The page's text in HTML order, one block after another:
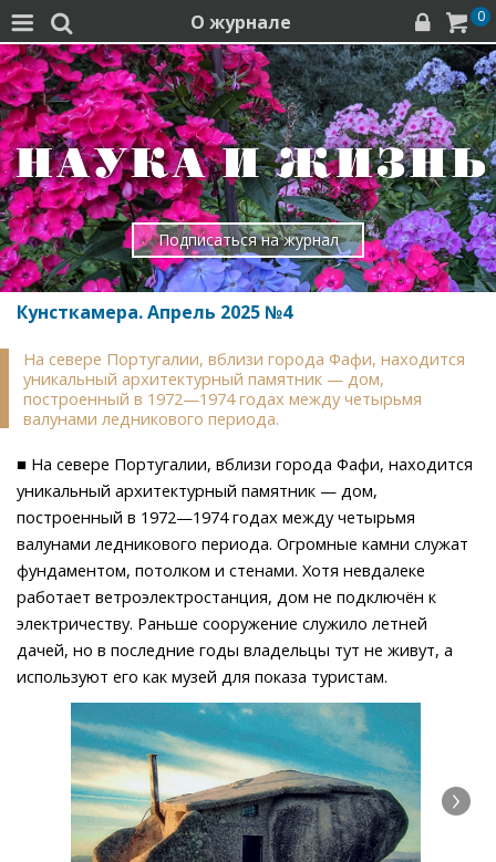
  О журнале   0
Подписаться на журнал
Кунсткамера. Апрель 2025 №4
На севере Португалии, вблизи города Фафи, находится
уникальный архитектурный памятник — дом,
построенный в 1972—1974 годах между четырьмя
валунами ледникового периода.
■ На севере Португалии, вблизи города Фафи, находится
уникальный архитектурный памятник — дом,
построенный в 1972—1974 годах между четырьмя
валунами ледникового периода. Огромные камни служат
фундаментом, потолком и стенами. Хотя невдалеке
работает ветроэлектростанция, дом не подключён к
электричеству. Раньше сооружение служило летней
дачей, но в последние годы владельцы тут не живут, а
используют его как музей для показа туристам.